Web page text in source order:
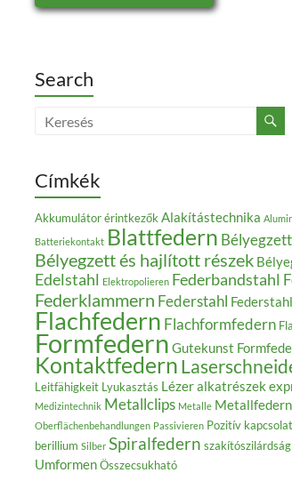
Search
Címkék
Akkumulátor érintkezők Alakítástechnika
Batteriekontakt Blattfedern
Bélyegzett és hajlított részek
Edelstahl Elektropolieren Federbandstahl
Federklammern Federstahl
Flachfedern Flachformfedern
Formfedern Gutekunst
Kontaktfedern
Leitfähigkeit Lyukasztás Lézer alkatrészek
Medizintechnik Metallclips Metalle Metallfedern
Oberflächenbehandlungen Passivieren Pozitív kapcsolat
berillium Silber Spiralfedern szakítószilárdság
UmformenÖsszecsukható